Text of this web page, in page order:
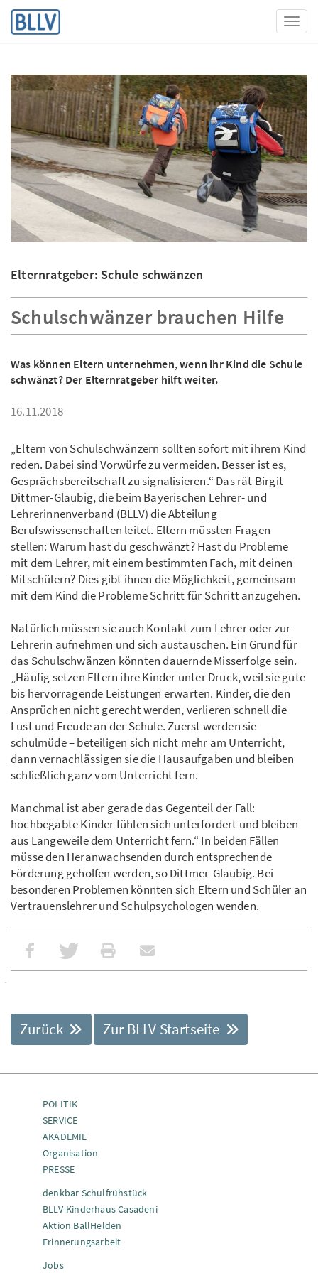
Elternratgeber: Schule schwänzen
Schulschwänzer brauchen Hilfe
Was können Eltern unternehmen, wenn ihr Kind die Schule
schwänzt? Der Elternratgeber hilft weiter.
16.11.2018
„Eltern von Schulschwänzern sollten sofort mit ihrem Kind
reden. Dabei sind Vorwürfe zu vermeiden. Besser ist es,
Gesprächsbereitschaft zu signalisieren.“ Das rät Birgit
Dittmer-Glaubig, die beim Bayerischen Lehrer- und
Lehrerinnenverband (BLLV) die Abteilung
Berufswissenschaften leitet. Eltern müssten Fragen
stellen: Warum hast du geschwänzt? Hast du Probleme
mit dem Lehrer, mit einem bestimmten Fach, mit deinen
Mitschülern? Dies gibt ihnen die Möglichkeit, gemeinsam
mit dem Kind die Probleme Schritt für Schritt anzugehen.
Natürlich müssen sie auch Kontakt zum Lehrer oder zur
Lehrerin aufnehmen und sich austauschen. Ein Grund für
das Schulschwänzen könnten dauernde Misserfolge sein.
„Häufig setzen Eltern ihre Kinder unter Druck, weil sie gute
bis hervorragende Leistungen erwarten. Kinder, die den
Ansprüchen nicht gerecht werden, verlieren schnell die
Lust und Freude an der Schule. Zuerst werden sie
schulmüde – beteiligen sich nicht mehr am Unterricht,
dann vernachlässigen sie die Hausaufgaben und bleiben
schließlich ganz vom Unterricht fern.
Manchmal ist aber gerade das Gegenteil der Fall:
hochbegabte Kinder fühlen sich unterfordert und bleiben
aus Langeweile dem Unterricht fern.“ In beiden Fällen
müsse den Heranwachsenden durch entsprechende
Förderung geholfen werden, so Dittmer-Glaubig. Bei
besonderen Problemen könnten sich Eltern und Schüler an
Vertrauenslehrer und Schulpsychologen wenden.
Zurück Zur BLLV Startseite
POLITIK
SERVICE
AKADEMIE
Organisation
PRESSE
denkbar Schulfrühstück
BLLV-Kinderhaus Casadeni
Aktion BallHelden
Erinnerungsarbeit
Jobs